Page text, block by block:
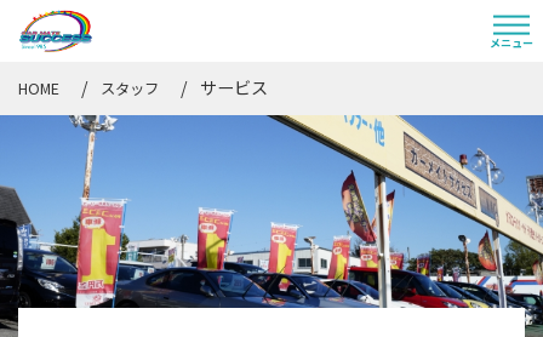
HOME スタッフ サービス